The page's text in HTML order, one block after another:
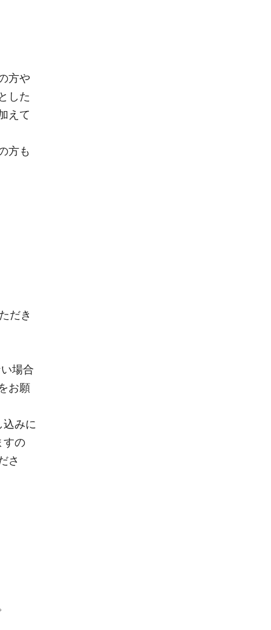
方や
した
えて
方も
だき
場合
お願
みに
すの
さ